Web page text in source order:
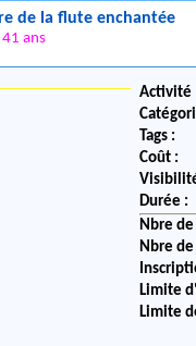
de la flute enchantée
ans
Activité
Tags :
Coût :
Durée :
Nbre
Nbre
Limite
Limite